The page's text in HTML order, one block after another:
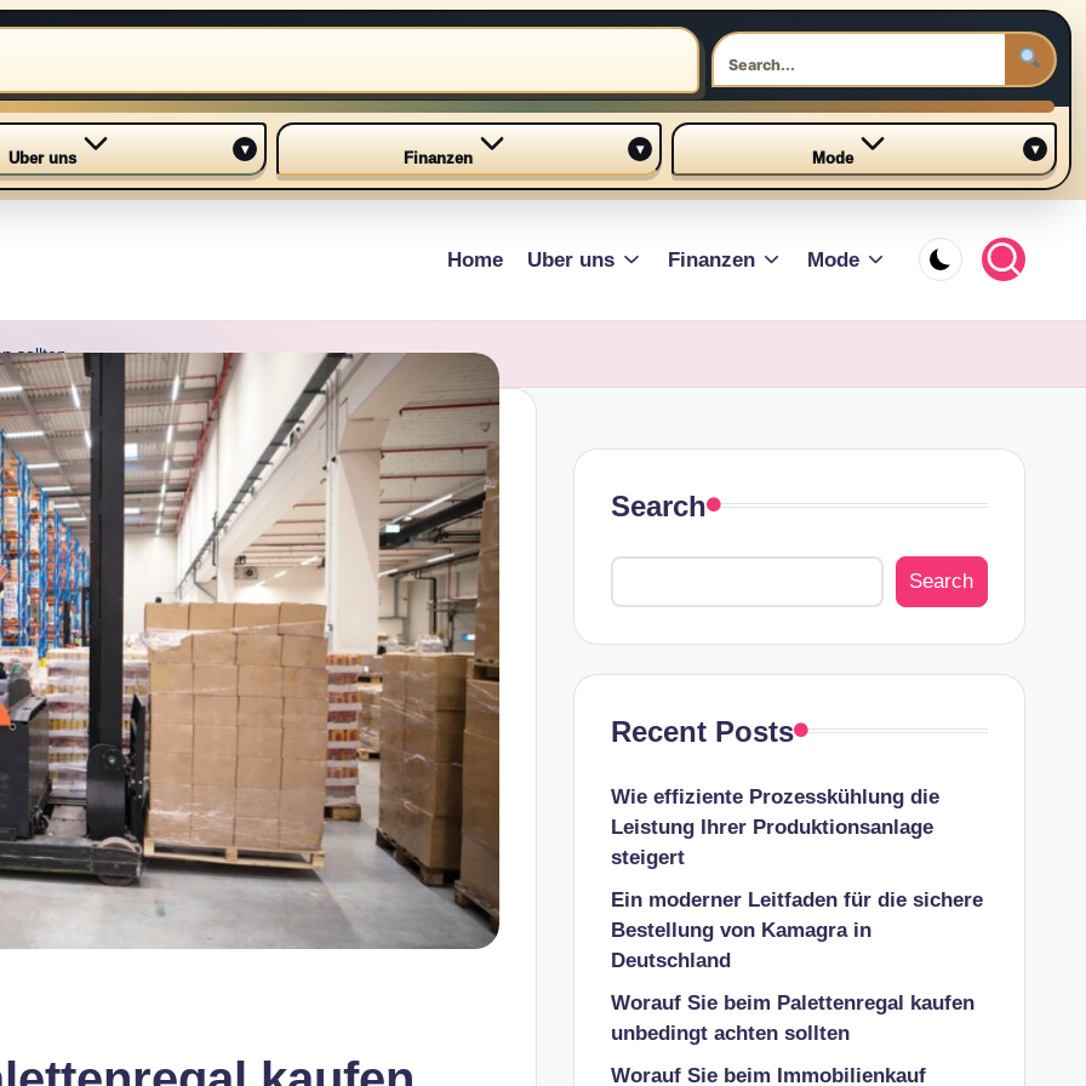
Uber uns
▾
Finanzen
▾
Mode
▾
Home Uber uns Finanzen Mode
sollten
Search
Search
Recent Posts
Wie effiziente Prozesskühlung die
Leistung Ihrer Produktionsanlage
steigert
Ein moderner Leitfaden für die sichere
Bestellung von Kamagra in
Deutschland
Worauf Sie beim Palettenregal kaufen
unbedingt achten sollten
Worauf Sie beim Immobilienkauf